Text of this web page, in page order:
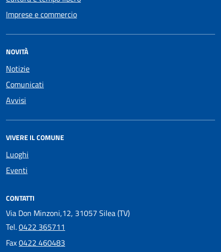
Imprese e commercio
NOVITÀ
Notizie
Comunicati
Avvisi
VIVERE IL COMUNE
Luoghi
Eventi
CONTATTI
Via Don Minzoni,12, 31057 Silea (TV)
Tel.0422 365711
Fax0422 460483